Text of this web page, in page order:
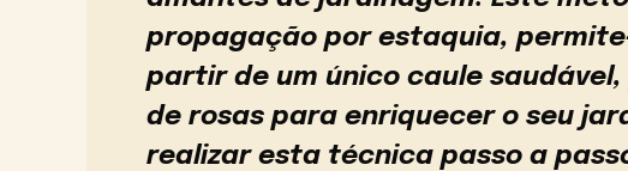
propagação por estaquia,
partir de um único caule
de rosas para enriquecer o seu
realizar esta técnica passo a